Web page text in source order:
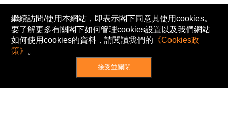
繼續訪問/使用本網站，即表示閣下同意其使用cookies。
要了解更多有關閣下如何管理cookies設置以及我們網站
如何使用cookies的資料，請閱讀我們的 《Cookies政
策》 。
接受並關閉